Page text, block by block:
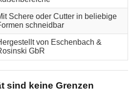
Schere oder Cutter in beliebige
schneidbar
von Eschenbach &
GbR
sind keine Grenzen